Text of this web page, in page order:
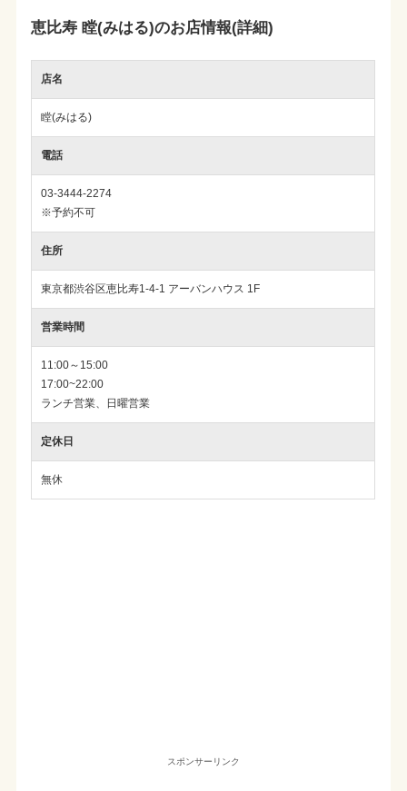
恵比寿 瞠(みはる)のお店情報(詳細)
店名
瞠(みはる)
電話
03-3444-2274
※予約不可
住所
東京都渋谷区恵比寿1-4-1 アーバンハウス 1F
営業時間
11:00～15:00
17:00~22:00
ランチ営業、日曜営業
定休日
無休
スポンサーリンク